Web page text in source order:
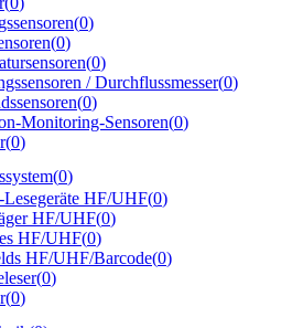
(0)
(0)
(0)
/ Durchflussmesser(0)
(0)
Monitoring-Sensoren(0)
(0)
(0)
Lesegeräte HF/UHF(0)
HF/UHF(0)
HF/UHF(0)
HF/UHF/Barcode(0)
(0)
(0)